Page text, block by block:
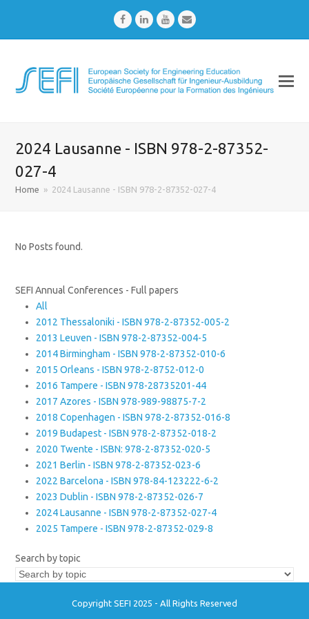
FacebookLinkedInYoutubeEmail
2024 Lausanne - ISBN 978-2-87352-
027-4
Home » 2024 Lausanne - ISBN 978-2-87352-027-4
No Posts found.
SEFI Annual Conferences - Full papers
All
2012 Thessaloniki - ISBN 978-2-87352-005-2
2013 Leuven - ISBN 978-2-87352-004-5
2014 Birmingham - ISBN 978-2-87352-010-6
2015 Orleans - ISBN 978-2-8752-012-0
2016 Tampere - ISBN 978-28735201-44
2017 Azores - ISBN 978-989-98875-7-2
2018 Copenhagen - ISBN 978-2-87352-016-8
2019 Budapest - ISBN 978-2-87352-018-2
2020 Twente - ISBN: 978-2-87352-020-5
2021 Berlin - ISBN 978-2-87352-023-6
2022 Barcelona - ISBN 978-84-123222-6-2
2023 Dublin - ISBN 978-2-87352-026-7
2024 Lausanne - ISBN 978-2-87352-027-4
2025 Tampere - ISBN 978-2-87352-029-8
Search by topic
Copyright SEFI 2025 - All Rights Reserved